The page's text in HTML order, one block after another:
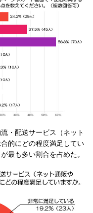
・配送サービス（ネット
的にどの程度満足してい
最も多い割合を占めた。